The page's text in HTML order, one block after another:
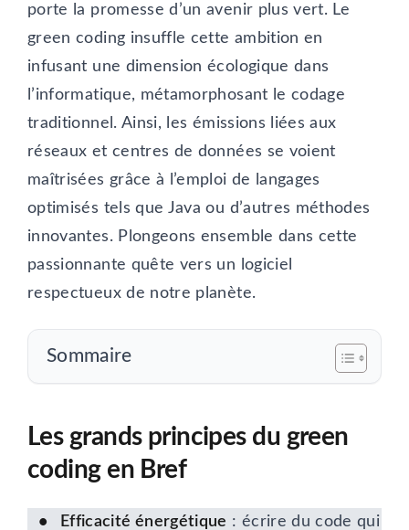
porte la promesse d’un avenir plus vert. Le
green coding insuffle cette ambition en
infusant une dimension écologique dans
l’informatique, métamorphosant le codage
traditionnel. Ainsi, les émissions liées aux
réseaux et centres de données se voient
maîtrisées grâce à l’emploi de langages
optimisés tels que Java ou d’autres méthodes
innovantes. Plongeons ensemble dans cette
passionnante quête vers un logiciel
respectueux de notre planète.
Sommaire
Les grands principes du green
coding en Bref
Efficacité énergétique : écrire du code qui